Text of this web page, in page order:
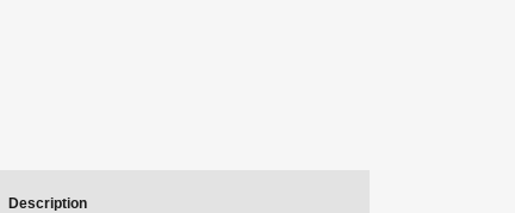
Description